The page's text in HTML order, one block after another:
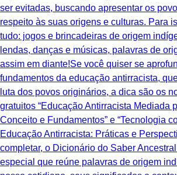
ser evitadas, buscando apresentar os
respeito às suas origens e culturas. Para
tudo: jogos e brincadeiras de origem
lendas, danças e músicas, palavras de
assim em diante!Se você quiser se
fundamentos da educação antirracista,
luta dos povos originários, a dica são os
gratuitos “Educação Antirracista Mediada
Conceito e Fundamentos” e “Tecnologia
Educação Antirracista: Práticas e
completar, o Dicionário do Saber Ancestral
especial que reúne palavras de origem